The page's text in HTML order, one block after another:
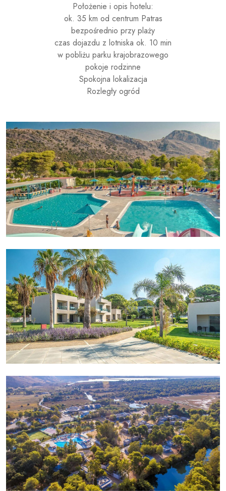
Położenie i opis hotelu:
ok. 35 km od centrum Patras
bezpośrednio przy plaży
czas dojazdu z lotniska ok. 10 min
w pobliżu parku krajobrazowego
pokoje rodzinne
Spokojna lokalizacja
Rozległy ogród